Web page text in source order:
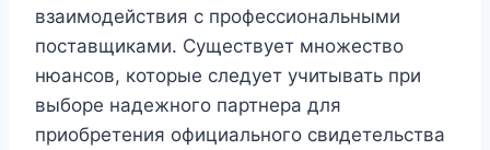
взаимодействия с профессиональными
поставщиками. Существует множество
нюансов, которые следует учитывать при
выборе надежного партнера для
приобретения официального свидетельства